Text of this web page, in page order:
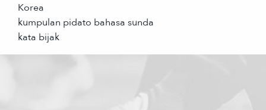
Korea
kumpulan pidato bahasa sunda
kata bijak